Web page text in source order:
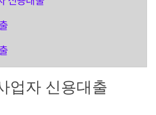
업자 신용대출